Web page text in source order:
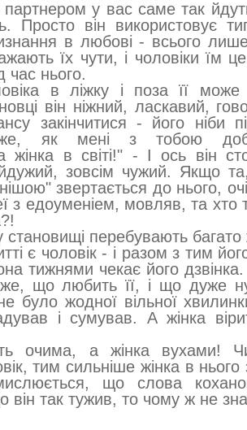
у вас саме так
Просто він використовує
в любові - всього
їх чути, і чоловіки їм
час нього.
в ліжку і поза її може
він ніжний, ласкавий,
закінчитися - його ніби
як мені з тобою
жінка в світі!" - І ось він
зовсім чужий. Якщо
звертається до нього,
з едоуменіем, мовляв, та хто
становищі перебувають багато
є чоловік - і разом з тим
тижнями чекає його
що любить її, і що дуже
було жодної вільної
і сумував. А жінка
очима, а жінка вухами!
тим сильніше жінка в нього
що слова
він так тужив, то чому ж не